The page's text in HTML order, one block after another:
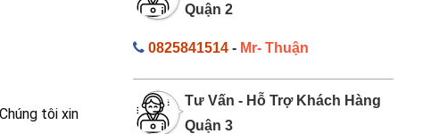
tôi xin
Quận 2
0825841514- Mr- Thuận
Tư Vấn - Hỗ Trợ Khách Hàng
Quận 3